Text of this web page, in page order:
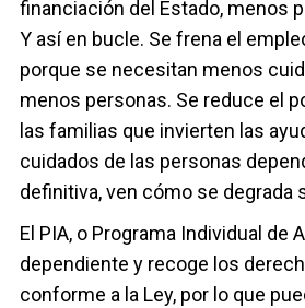
financiación del Estado, menos
Y así en bucle. Se frena el
porque se necesitan menos
menos personas. Se reduce el
las familias que invierten las
cuidados de las personas
definitiva, ven cómo se degrada
El PIA, o Programa Individual de
dependiente y recoge los
conforme a la Ley, por lo que